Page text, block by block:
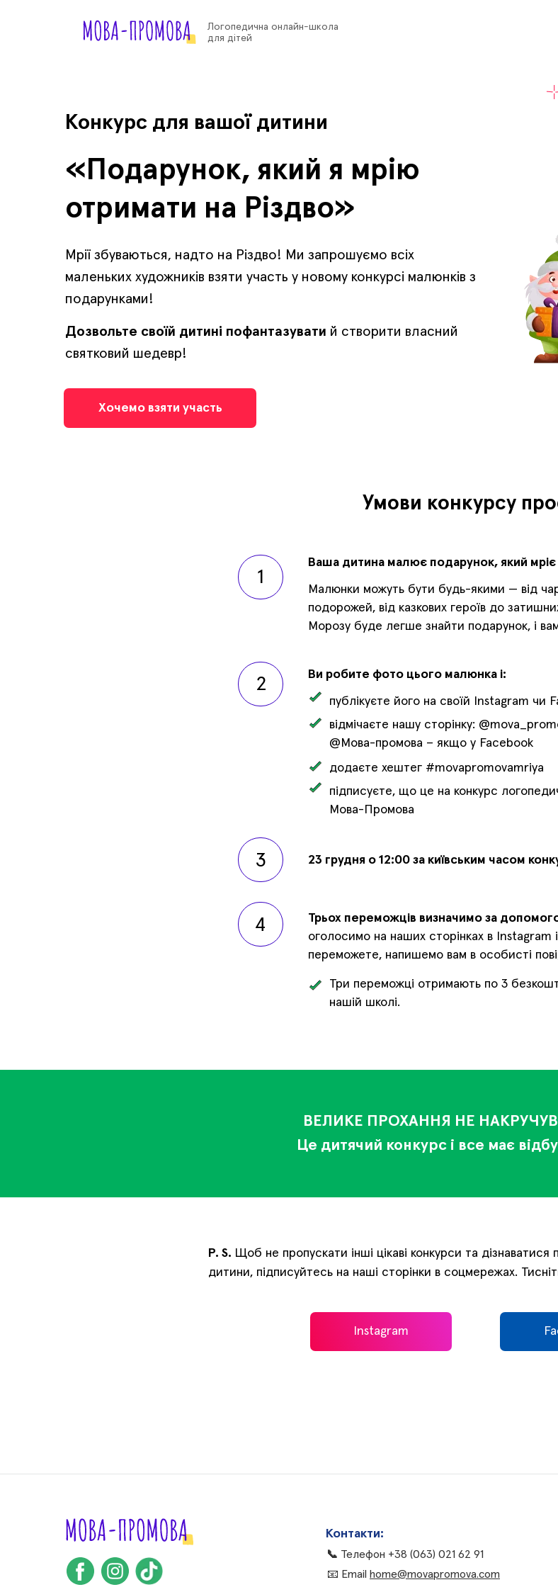
Конкурс для вашої дитини
Мрії збуваються, надто на Різдво! Ми запрошуємо всіх
маленьких художників взяти участь у новому конкурсі малюнків з
подарунками!
Дозвольте своїй дитині пофантазувати й створити власний
святковий шедевр!
«Подарунок, який я мрію
отримати на Різдво»
Хочемо взяти участь
Логопедична онлайн-школа
для дітей
Умови конкурсу
Ваша дитина малює подарунок, який мріє
1
Малюнки можуть бути будь-якими — від
подорожей, від казкових героїв до
Морозу буде легше знайти подарунок, і
2 Ви робите фото цього малюнка і:
публікуєте його на своїй Instagram чи
3 23 грудня о 12:00 за київським часом
4 Трьох переможців визначимо за
оголосимо на наших сторінках в Instagram
переможете, напишемо вам в особисті
відмічаєте нашу сторінку:
@Мова-промова – якщо у Facebook
додаєте хештег #movapromovamriya
підписуєте, що це на конкурс
Мова-Промова
Три переможці отримають по 3
нашій школі.
ВЕЛИКЕ ПРОХАННЯ НЕ
Це дитячий конкурс і все має
P. S. Щоб не пропускати інші цікаві конкурси та
дитини, підписуйтесь на наші сторінки в соцмережах.
Instagram
📞 Телефон +38 (063) 021 62 91
Контакти:
📧 Email home@movapromova.com